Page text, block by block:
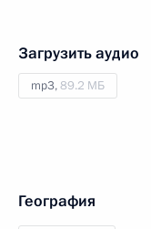
Загрузить аудио
mp3,89.2 МБ
География